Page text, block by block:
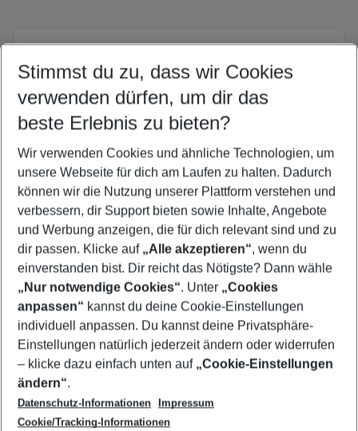
Quicklinks
Last Minute Lettland
Urlaub Lettland
Pauschalreisen Lettland
Städtereisen Lettland
Familienurlaub Lettland
Flug & Hotel Lettland
Footer
Footer navigation
Über uns
AGB
Bestpreisgarantie
Cookie-Einstellungen ändern
Agenturbetreuung
Barrierefreies Reisen
Folge uns
Stimmst du zu, dass wir Cookies
verwenden dürfen, um dir das
beste Erlebnis zu bieten?
Wir verwenden Cookies und ähnliche Technologien, um
unsere Webseite für dich am Laufen zu halten. Dadurch
können wir die Nutzung unserer Plattform verstehen und
verbessern, dir Support bieten sowie Inhalte, Angebote
und Werbung anzeigen, die für dich relevant sind und zu
dir passen. Klicke auf „Alle akzeptieren“, wenn du
einverstanden bist. Dir reicht das Nötigste? Dann wähle
„Nur notwendige Cookies“. Unter „Cookies
anpassen“ kannst du deine Cookie-Einstellungen
individuell anpassen. Du kannst deine Privatsphäre-
Einstellungen natürlich jederzeit ändern oder widerrufen
– klicke dazu einfach unten auf „Cookie-Einstellungen
ändern“.
Datenschutz-Informationen
Impressum
Cookie/Tracking-Informationen